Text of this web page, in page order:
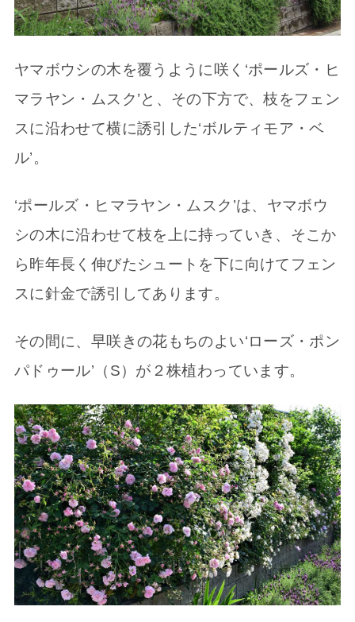
ヤマボウシの木を覆うように咲く‘ポールズ・ヒ
マラヤン・ムスク’と、その下方で、枝をフェン
スに沿わせて横に誘引した‘ボルティモア・ベ
ル’。
‘ポールズ・ヒマラヤン・ムスク’は、ヤマボウ
シの木に沿わせて枝を上に持っていき、そこか
ら昨年長く伸びたシュートを下に向けてフェン
スに針金で誘引してあります。
その間に、早咲きの花もちのよい‘ローズ・ポン
パドゥール’（S）が２株植わっています。